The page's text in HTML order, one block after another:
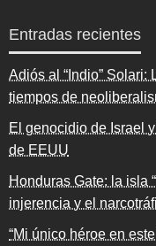
Entradas recientes
Adiós al “Indio” Solari:
tiempos de
El genocidio de Israel
de EEUU
Honduras Gate: la isla
injerencia y el
“Mi único héroe en